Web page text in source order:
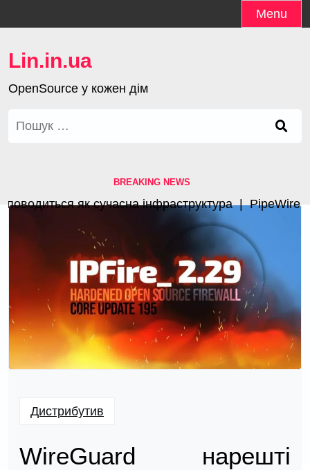
to
Menu
Lin.in.ua
OpenSource у кожен дім
Пошук:
BREAKING NEWS
як сучасна інфраструктура |PipeWire
Дистрибутив
WireGuard нарешті